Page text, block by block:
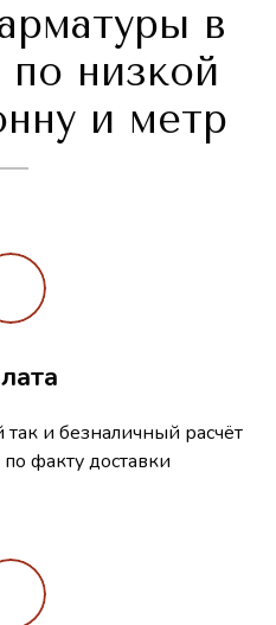
в
низкой
и метр
и безналичный расчёт
факту доставки